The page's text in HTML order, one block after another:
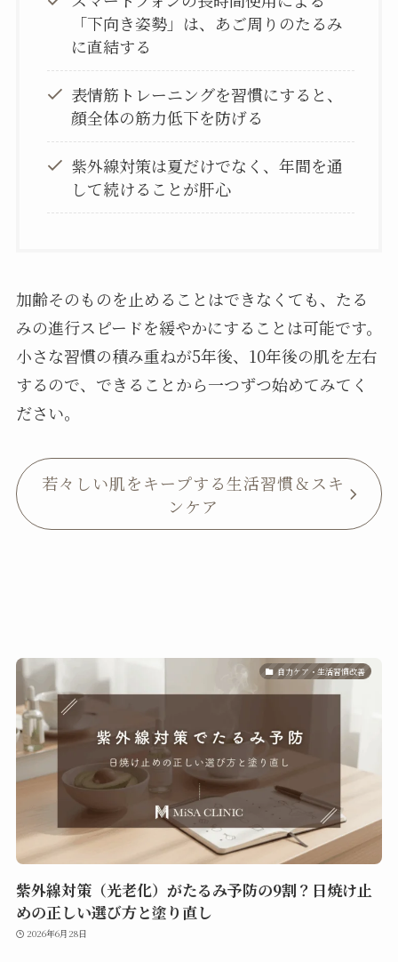
「下向き姿勢」は、あご周りのたるみ
に直結する
表情筋トレーニングを習慣にすると、
顔全体の筋力低下を防げる
紫外線対策は夏だけでなく、年間を通
して続けることが肝心
加齢そのものを止めることはできなくても、たる
みの進行スピードを緩やかにすることは可能です。
小さな習慣の積み重ねが5年後、10年後の肌を左右
するので、できることから一つずつ始めてみてく
ださい。
若々しい肌をキープする生活習慣＆スキ
ンケア
自力ケア・生活習慣改善
紫外線対策（光老化）がたるみ予防の9割？日焼け止
めの正しい選び方と塗り直し
2026年6月28日